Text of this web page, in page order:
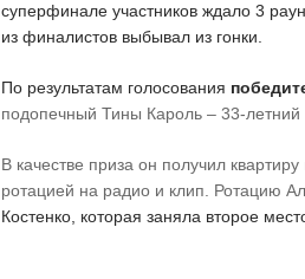
суперфинале участников ждало 3
из финалистов выбывал из гонки.
По результатам голосования
подопечный Тины Кароль – 33-
В качестве приза он получил
ротацией на радио и клип. Ротацию
Костенко, которая заняла второе